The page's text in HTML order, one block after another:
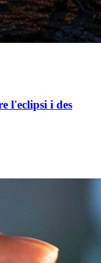
l'eclipsi i des